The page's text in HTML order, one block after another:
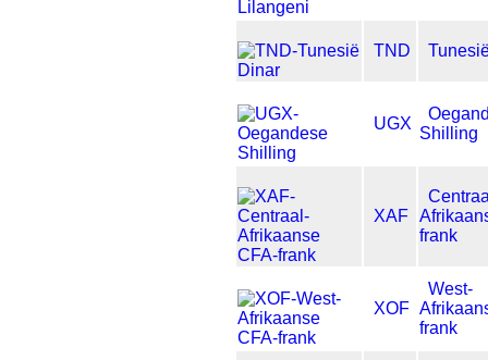
TND
UGX
Shilling
XAF
frank
XOF
West-
frank